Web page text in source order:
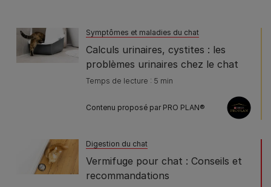
Symptômes et maladies du chat
Calculs urinaires, cystites : les
problèmes urinaires chez le chat
Temps de lecture : 5 min
Contenu proposé par PRO PLAN®
Digestion du chat
Vermifuge pour chat : Conseils et
recommandations